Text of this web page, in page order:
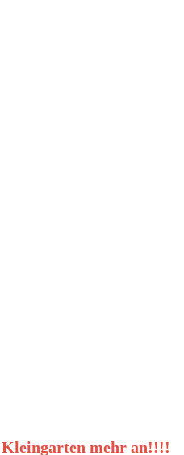
Kleingarten mehr an!!!!